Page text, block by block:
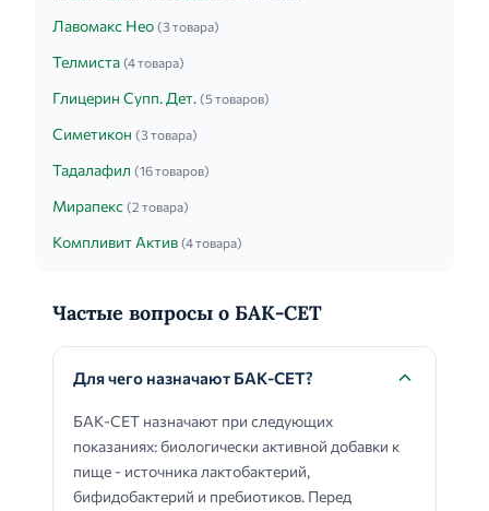
Лавомакс Нео (3 товара)
Телмиста (4 товара)
Глицерин Супп. Дет. (5 товаров)
Симетикон (3 товара)
Тадалафил (16 товаров)
Мирапекс (2 товара)
Компливит Актив (4 товара)
Частые вопросы о БАК-СЕТ
Для чего назначают БАК-СЕТ?
БАК-СЕТ назначают при следующих
показаниях: биологически активной добавки к
пище - источника лактобактерий,
бифидобактерий и пребиотиков. Перед